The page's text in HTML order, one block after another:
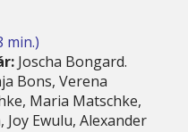
min.)
Joscha Bongard.
Bons, Verena
Maria Matschke,
Joy Ewulu, Alexander